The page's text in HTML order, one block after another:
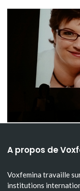
A propos de
Voxfemina travaille
institutions